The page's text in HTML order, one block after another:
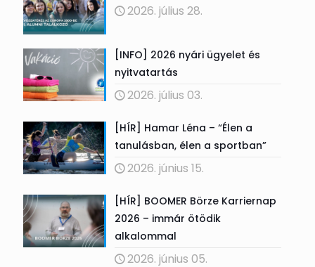
2026. július 28.
[INFO] 2026 nyári ügyelet és
nyitvatartás
2026. július 03.
[HÍR] Hamar Léna – “Élen a
tanulásban, élen a sportban”
2026. június 15.
[HÍR] BOOMER Börze Karriernap
2026 – immár ötödik
alkalommal
2026. június 05.